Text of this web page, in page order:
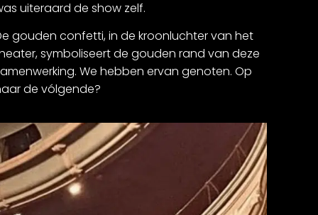
uiteraard de show zelf.
gouden confetti, in de kroonluchter van het
symboliseert de gouden rand van deze
We hebben ervan genoten. Op
de vólgende?